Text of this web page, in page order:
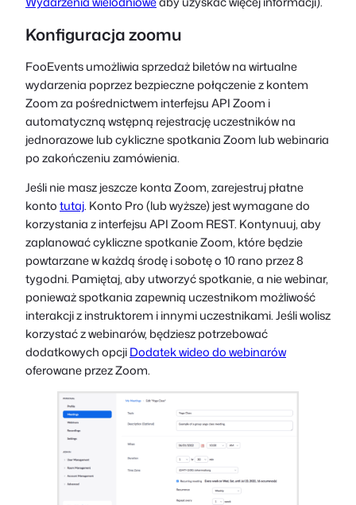
Konfiguracja zoomu
FooEvents umożliwia sprzedaż biletów na wirtualne
wydarzenia poprzez bezpieczne połączenie z kontem
Zoom za pośrednictwem interfejsu API Zoom i
automatyczną wstępną rejestrację uczestników na
jednorazowe lub cykliczne spotkania Zoom lub webinaria
po zakończeniu zamówienia.
Jeśli nie masz jeszcze konta Zoom, zarejestruj płatne
kontotutaj. Konto Pro (lub wyższe) jest wymagane do
korzystania z interfejsu API Zoom REST. Kontynuuj, aby
zaplanować cykliczne spotkanie Zoom, które będzie
powtarzane w każdą środę i sobotę o 10 rano przez 8
tygodni. Pamiętaj, aby utworzyć spotkanie, a nie webinar,
ponieważ spotkania zapewnią uczestnikom możliwość
interakcji z instruktorem i innymi uczestnikami. Jeśli wolisz
korzystać z webinarów, będziesz potrzebować
dodatkowych opcjiDodatek wideo do webinarów
oferowane przez Zoom.